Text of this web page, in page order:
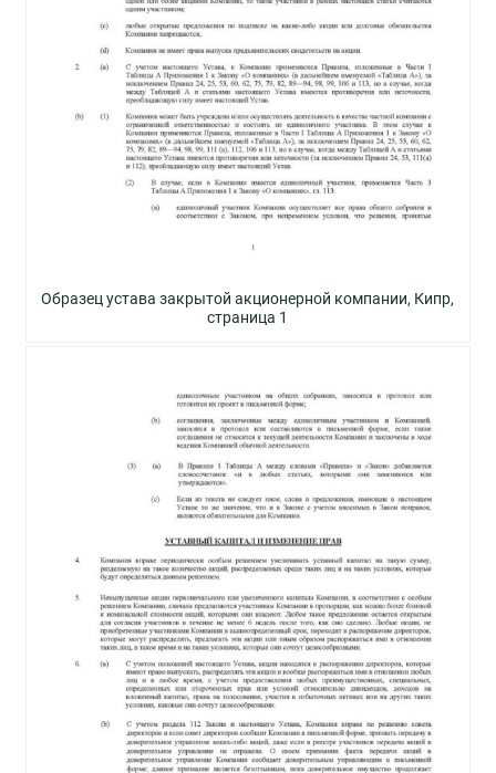
Образец устава закрытой акционерной компании, Кипр,
страница 1